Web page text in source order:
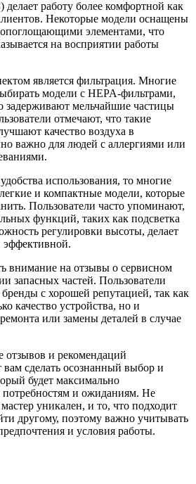
работу более комфортной как
Некоторые модели оснащены
элементами, что
на восприятии работы
является фильтрация. Многие
модели с HEPA-фильтрами,
задерживают мельчайшие частицы
отмечают, что такие
качество воздуха в
важно для людей с аллергиями или
использования, то многие
и компактные модели, которые
Пользователи часто упоминают,
функций, таких как подсветка
регулировки высоты, делает
эффективной.
внимание на отзывы о сервисном
запасных частей. Пользователи
с хорошей репутацией, так как
качество устройства, но и
или замены деталей в случае
отзывов и рекомендаций
вам сделать осознанный выбор и
будет максимально
потребностям и ожиданиям. Не
уникален, и то, что подходит
другому, поэтому важно учитывать
и условия работы.